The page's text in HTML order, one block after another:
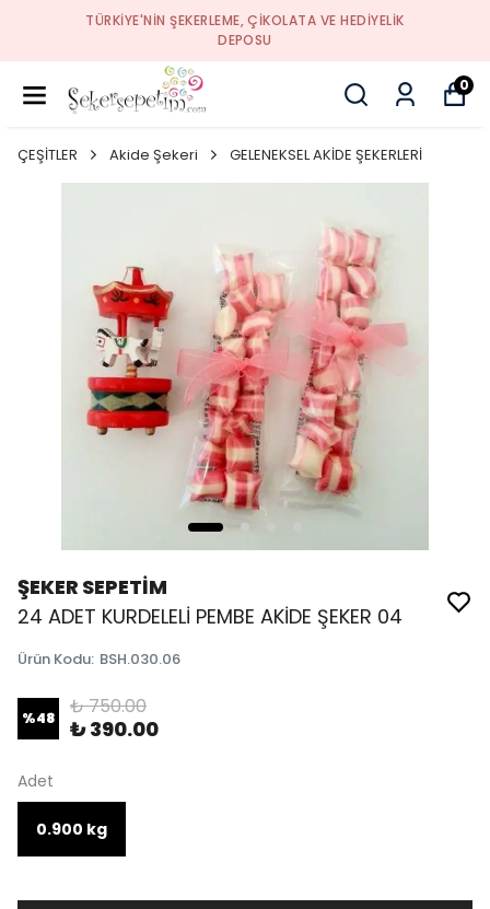
TÜRKIYE'NIN ŞEKERLEME, ÇIKOLATA VE HEDIYELIK
DEPOSU
0
ÇEŞİTLER Akide Şekeri GELENEKSEL AKİDE ŞEKERLERİ
ŞEKER SEPETİM
24 ADET KURDELELİ PEMBE AKİDE ŞEKER 04
Ürün Kodu: BSH.030.06
%48 ₺ 750.00
₺ 390.00
Adet
0.900 kg